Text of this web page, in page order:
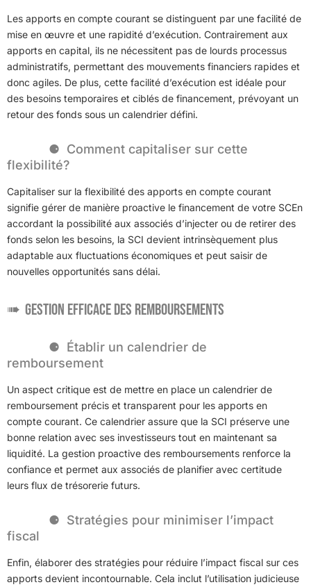
Les apports en compte courant se distinguent par une facilité de
mise en œuvre et une rapidité d’exécution. Contrairement aux
apports en capital, ils ne nécessitent pas de lourds processus
administratifs, permettant des mouvements financiers rapides et
donc agiles. De plus, cette facilité d’exécution est idéale pour
des besoins temporaires et ciblés de financement, prévoyant un
retour des fonds sous un calendrier défini.
Comment capitaliser sur cette
flexibilité?
Capitaliser sur la flexibilité des apports en compte courant
signifie gérer de manière proactive le financement de votre SCEn
accordant la possibilité aux associés d’injecter ou de retirer des
fonds selon les besoins, la SCI devient intrinsèquement plus
adaptable aux fluctuations économiques et peut saisir de
nouvelles opportunités sans délai.
Gestion efficace des remboursements
Établir un calendrier de
remboursement
Un aspect critique est de mettre en place un calendrier de
remboursement précis et transparent pour les apports en
compte courant. Ce calendrier assure que la SCI préserve une
bonne relation avec ses investisseurs tout en maintenant sa
liquidité. La gestion proactive des remboursements renforce la
confiance et permet aux associés de planifier avec certitude
leurs flux de trésorerie futurs.
Stratégies pour minimiser l’impact
fiscal
Enfin, élaborer des stratégies pour réduire l’impact fiscal sur ces
apports devient incontournable. Cela inclut l’utilisation judicieuse